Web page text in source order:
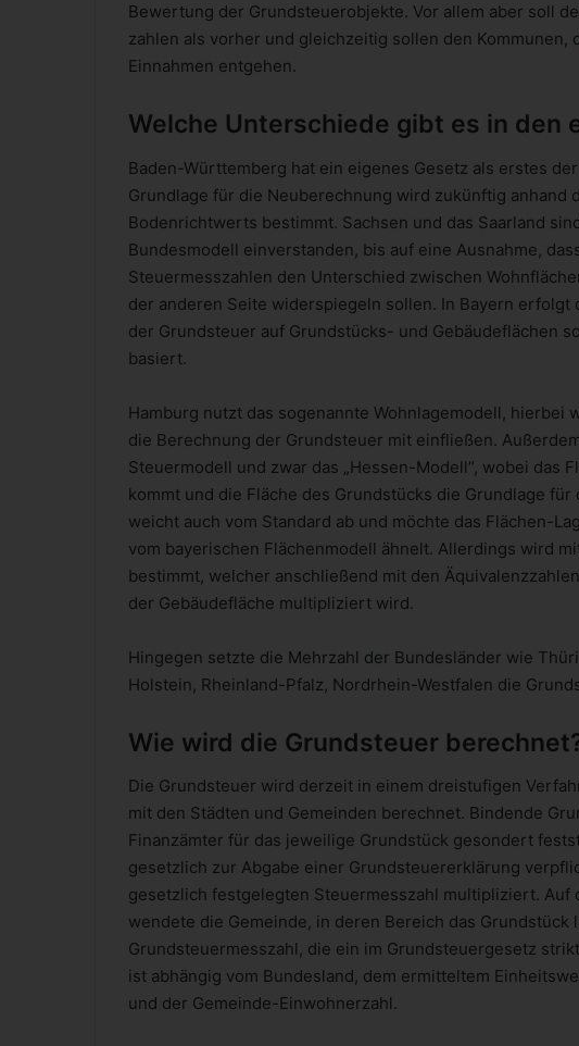
Bewertung der Grundsteuerobjekte. Vor allem aber soll
zahlen als vorher und gleichzeitig sollen den
Einnahmen entgehen.
Welche Unterschiede gibt es in den
Baden-Württemberg hat ein eigenes Gesetz als erstes
Grundlage für die Neuberechnung wird zukünftig anhand
Bodenrichtwerts bestimmt. Sachsen und das Saarland
Bundesmodell einverstanden, bis auf eine Ausnahme,
Steuermesszahlen den Unterschied zwischen
der anderen Seite widerspiegeln sollen. In Bayern erfolgt
der Grundsteuer auf Grundstücks- und Gebäudeflächen
basiert.
Hamburg nutzt das sogenannte Wohnlagemodell, hierbei
die Berechnung der Grundsteuer mit einfließen.
Steuermodell und zwar das „Hessen-Modell“, wobei das
kommt und die Fläche des Grundstücks die Grundlage
weicht auch vom Standard ab und möchte das Flächen-
vom bayerischen Flächenmodell ähnelt. Allerdings wird
bestimmt, welcher anschließend mit den
der Gebäudefläche multipliziert wird.
Hingegen setzte die Mehrzahl der Bundesländer wie
Holstein, Rheinland-Pfalz, Nordrhein-Westfalen die
Wie wird die Grundsteuer
Die Grundsteuer wird derzeit in einem dreistufigen
mit den Städten und Gemeinden berechnet. Bindende
Finanzämter für das jeweilige Grundstück gesondert
gesetzlich zur Abgabe einer Grundsteuererklärung
gesetzlich festgelegten Steuermesszahl multipliziert. Auf
wendete die Gemeinde, in deren Bereich das Grundstück
Grundsteuermesszahl, die ein im Grundsteuergesetz
ist abhängig vom Bundesland, dem ermitteltem
und der Gemeinde-Einwohnerzahl.